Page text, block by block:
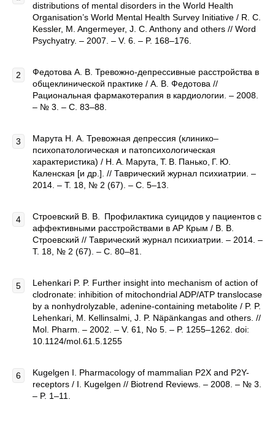
distributions of mental disorders in the World Health
Organisation’s World Mental Health Survey Initiative / R. C.
Kessler, M. Angermeyer, J. C. Anthony and others // Word
Psychyatry. – 2007. – V. 6. – P. 168–176.
Федотова А. В. Тревожно-депрессивные расстройства в
общеклинической практике / А. В. Федотова //
Рациональная фармакотерапия в кардиологии. – 2008.
– № 3. – С. 83–88.
Марута Н. А. Тревожная депрессия (клинико–
психопатологическая и патопсихологическая
характеристика) / Н. А. Марута, Т. В. Панько, Г. Ю.
Каленская [и др.]. // Таврический журнал психиатрии. –
2014. – Т. 18, № 2 (67). – С. 5–13.
Строевский В. В. Профилактика суицидов у пациентов с
аффективными расстройствами в АР Крым / В. В.
Строевский // Таврический журнал психиатрии. – 2014. –
Т. 18, № 2 (67). – С. 80–81.
Lehenkari P. P. Further insight into mechanism of action of
clodronate: inhibition of mitochondrial ADP/ATP translocase
by a nonhydrolyzable, adenine-containing metabolite / P. P.
Lehenkari, M. Kellinsalmi, J. P. Näpänkangas and others. //
Mol. Pharm. – 2002. – V. 61, No 5. – P. 1255–1262. doi:
10.1124/mol.61.5.1255
Kugelgen I. Pharmacology of mammalian P2X and P2Y-
receptors / I. Kugelgen // Biotrend Reviews. – 2008. – № 3.
– P. 1–11.